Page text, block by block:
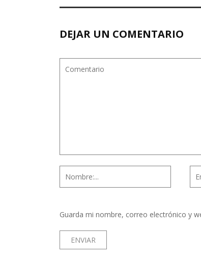
DEJAR UN COMENTARIO
Guarda mi nombre, correo electrónico y